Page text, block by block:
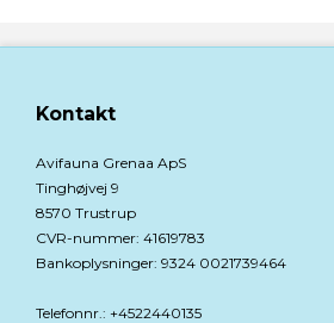
Kontakt
Avifauna Grenaa ApS
Tinghøjvej 9
8570 Trustrup
CVR-nummer: 41619783
Bankoplysninger: 9324 0021739464
Telefonnr.: +4522440135